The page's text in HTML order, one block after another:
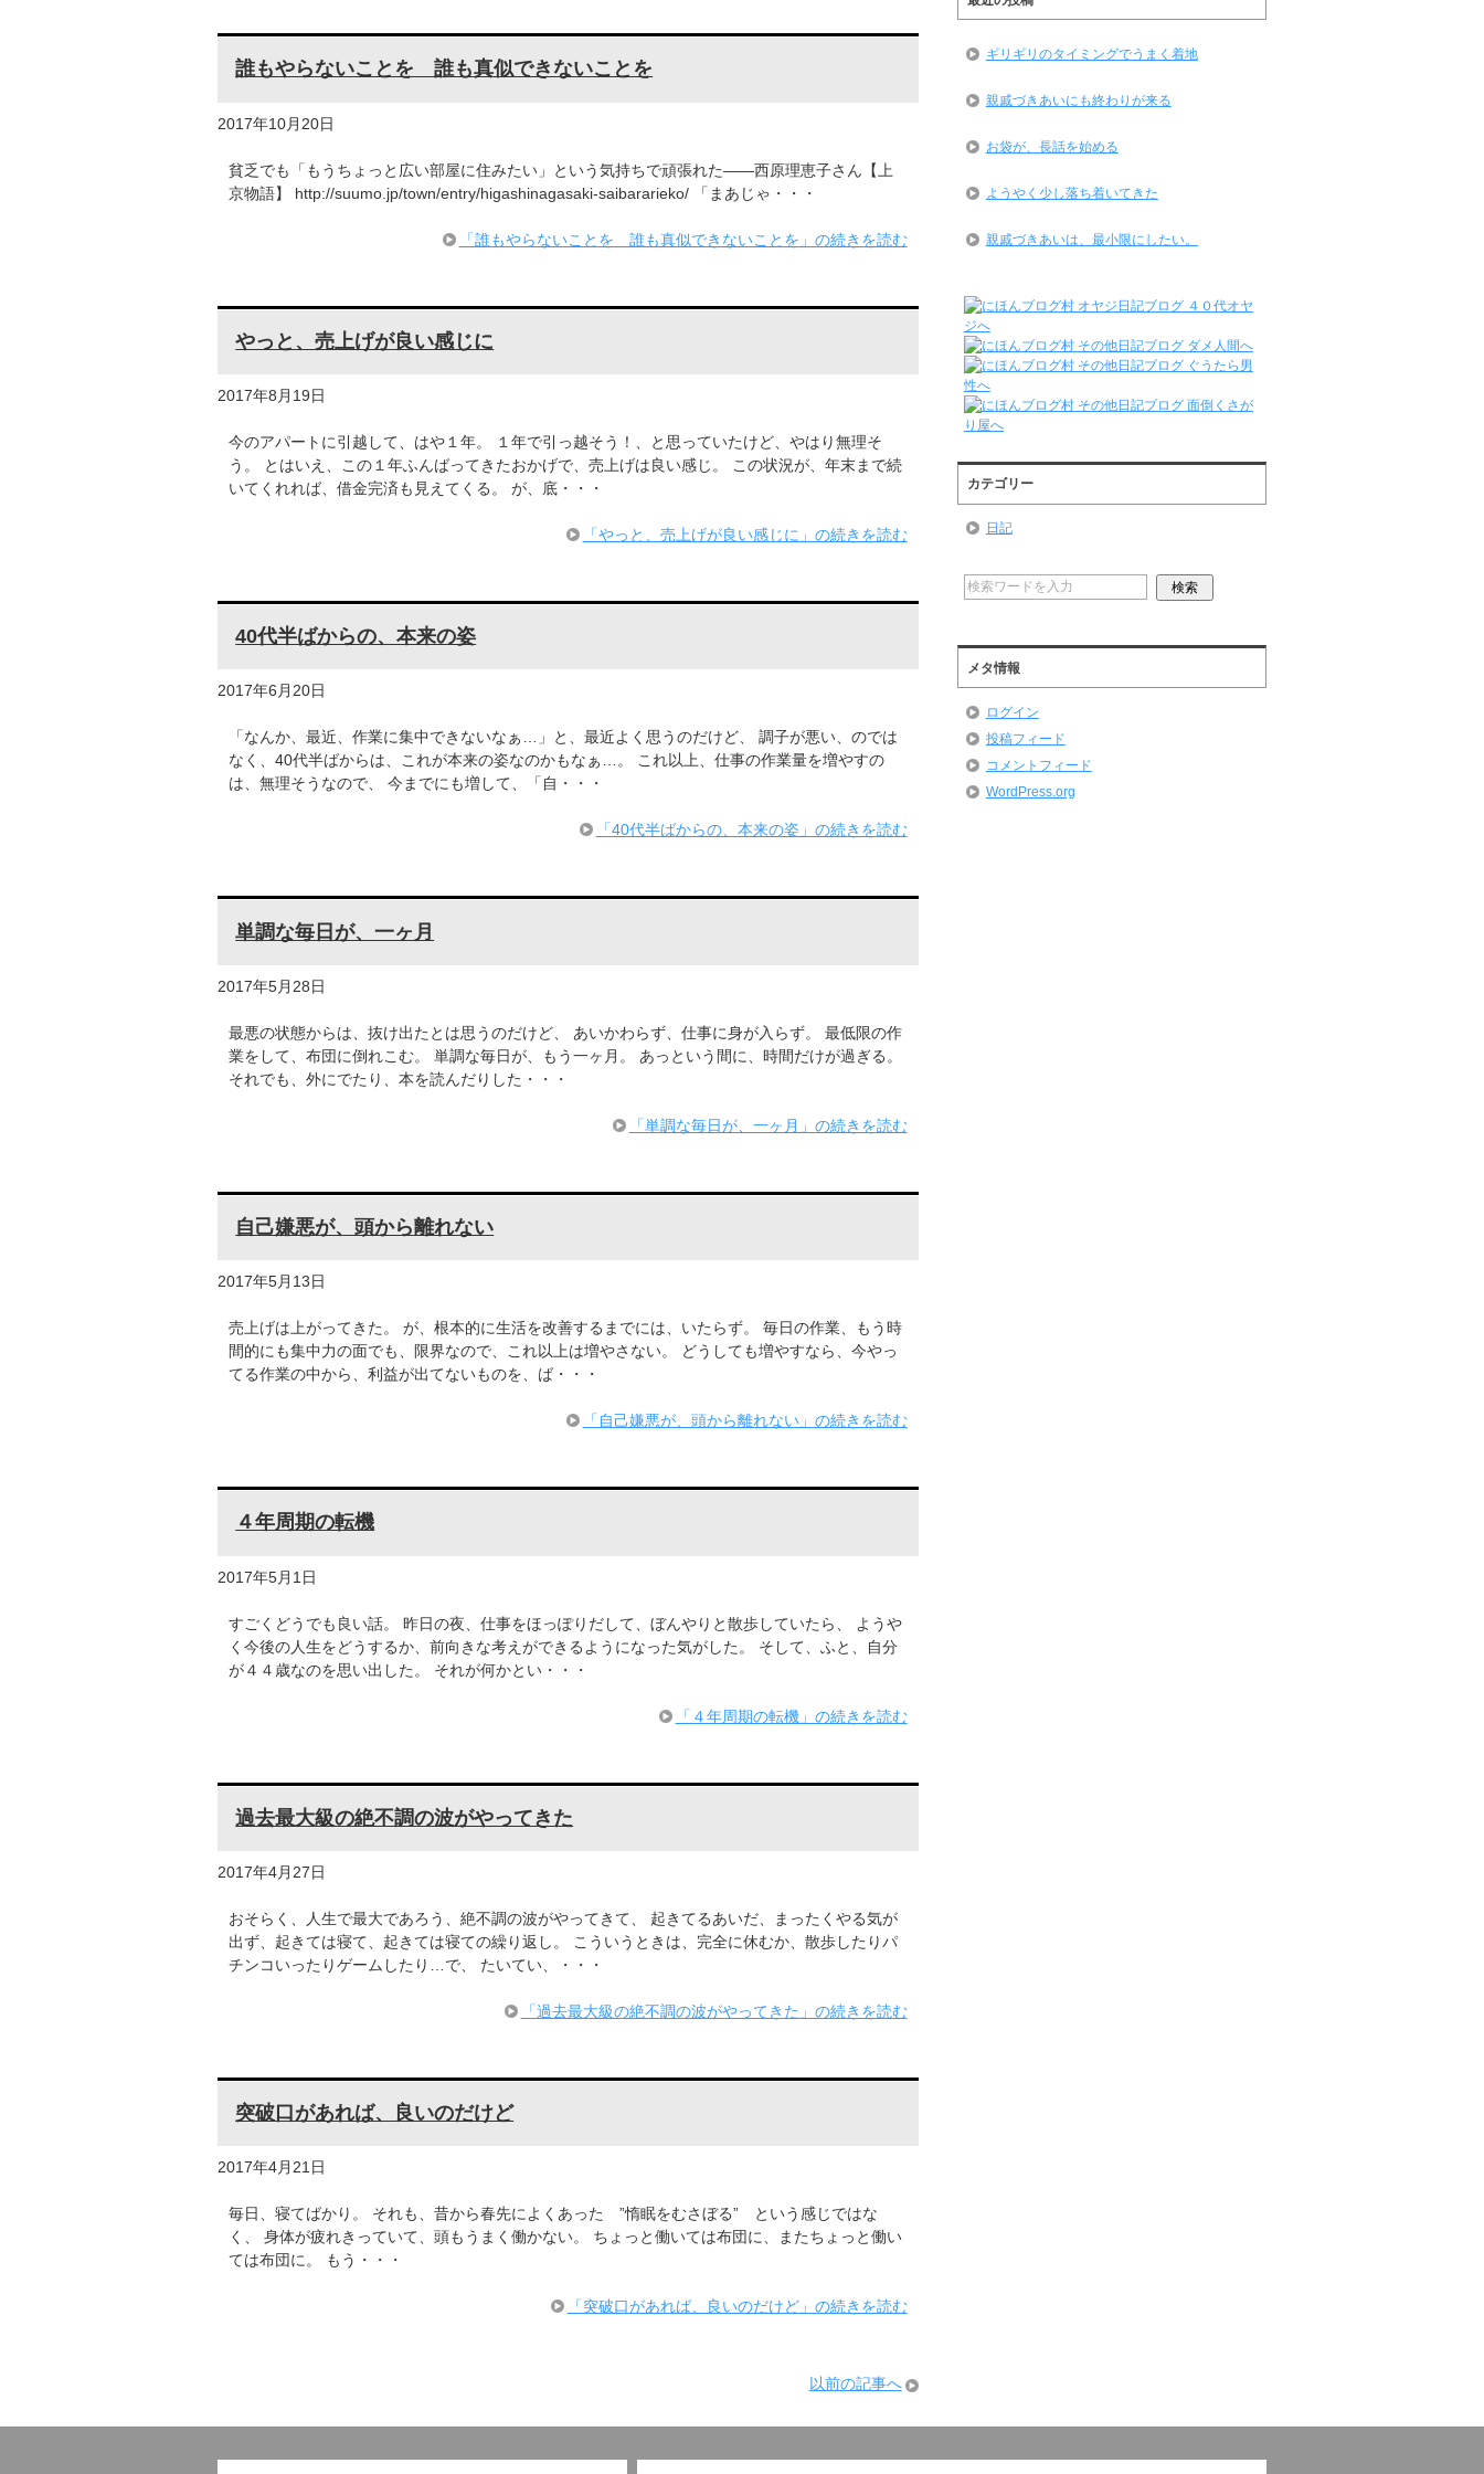
誰もやらないことを 誰も真似できないことを
2017年10月20日
貧乏でも「もうちょっと広い部屋に住みたい」という気持ちで頑張れた――西原理恵子さん【上
京物語】 http://suumo.jp/town/entry/higashinagasaki-saibararieko/ 「まあじゃ・・・
「誰もやらないことを 誰も真似できないことを」の続きを読む
やっと、売上げが良い感じに
2017年8月19日
今のアパートに引越して、はや１年。 １年で引っ越そう！、と思っていたけど、やはり無理そ
う。 とはいえ、この１年ふんばってきたおかげで、売上げは良い感じ。 この状況が、年末まで続
いてくれれば、借金完済も見えてくる。 が、底・・・
「やっと、売上げが良い感じに」の続きを読む
40代半ばからの、本来の姿
2017年6月20日
「なんか、最近、作業に集中できないなぁ…」と、最近よく思うのだけど、 調子が悪い、のでは
なく、40代半ばからは、これが本来の姿なのかもなぁ…。 これ以上、仕事の作業量を増やすの
は、無理そうなので、 今までにも増して、「自・・・
「40代半ばからの、本来の姿」の続きを読む
単調な毎日が、一ヶ月
2017年5月28日
最悪の状態からは、抜け出たとは思うのだけど、 あいかわらず、仕事に身が入らず。 最低限の作
業をして、布団に倒れこむ。 単調な毎日が、もう一ヶ月。 あっという間に、時間だけが過ぎる。
それでも、外にでたり、本を読んだりした・・・
「単調な毎日が、一ヶ月」の続きを読む
自己嫌悪が、頭から離れない
2017年5月13日
売上げは上がってきた。 が、根本的に生活を改善するまでには、いたらず。 毎日の作業、もう時
間的にも集中力の面でも、限界なので、これ以上は増やさない。 どうしても増やすなら、今やっ
てる作業の中から、利益が出てないものを、ば・・・
「自己嫌悪が、頭から離れない」の続きを読む
４年周期の転機
2017年5月1日
すごくどうでも良い話。 昨日の夜、仕事をほっぽりだして、ぼんやりと散歩していたら、 ようや
く今後の人生をどうするか、前向きな考えができるようになった気がした。 そして、ふと、自分
が４４歳なのを思い出した。 それが何かとい・・・
「４年周期の転機」の続きを読む
過去最大級の絶不調の波がやってきた
2017年4月27日
おそらく、人生で最大であろう、絶不調の波がやってきて、 起きてるあいだ、まったくやる気が
出ず、起きては寝て、起きては寝ての繰り返し。 こういうときは、完全に休むか、散歩したりパ
チンコいったりゲームしたり…で、 たいてい、・・・
「過去最大級の絶不調の波がやってきた」の続きを読む
突破口があれば、良いのだけど
2017年4月21日
毎日、寝てばかり。 それも、昔から春先によくあった ”惰眠をむさぼる” という感じではな
く、 身体が疲れきっていて、頭もうまく働かない。 ちょっと働いては布団に、またちょっと働い
ては布団に。 もう・・・
「突破口があれば、良いのだけど」の続きを読む
以前の記事へ
ギリギリのタイミングでうまく着地
親戚づきあいにも終わりが来る
お袋が、長話を始める
ようやく少し落ち着いてきた
親戚づきあいは、最小限にしたい。
カテゴリー
日記
メタ情報
ログイン
投稿フィード
コメントフィード
WordPress.org